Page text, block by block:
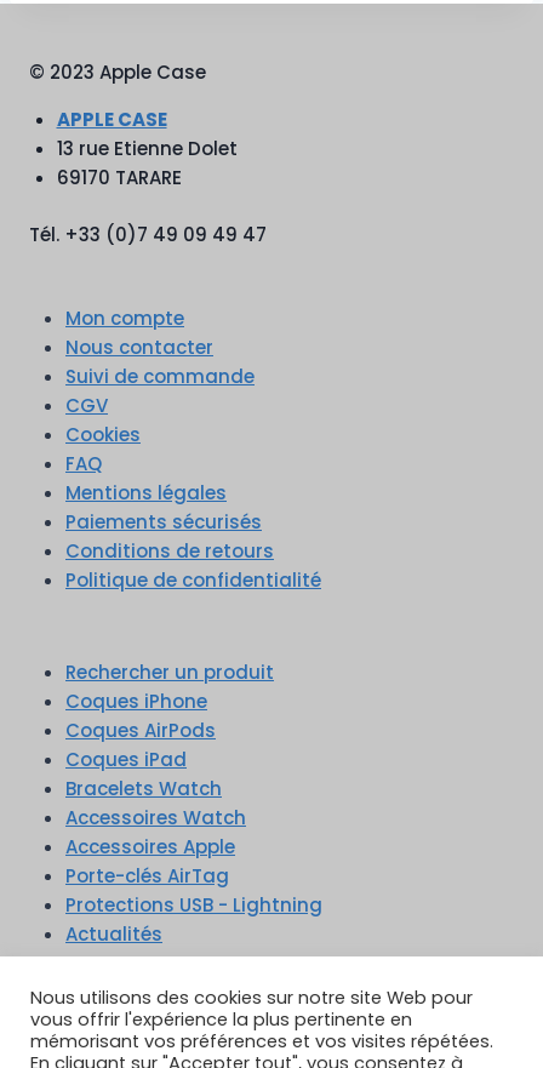
© 2023 Apple Case
APPLE CASE
13 rue Etienne Dolet
69170 TARARE
Tél. +33 (0)7 49 09 49 47
Mon compte
Nous contacter
Suivi de commande
CGV
Cookies
FAQ
Mentions légales
Paiements sécurisés
Conditions de retours
Politique de confidentialité
Rechercher un produit
Coques iPhone
Coques AirPods
Coques iPad
Bracelets Watch
Accessoires Watch
Accessoires Apple
Porte-clés AirTag
Protections USB - Lightning
Actualités
Nous utilisons des cookies sur notre site Web pour
vous offrir l'expérience la plus pertinente en
mémorisant vos préférences et vos visites répétées.